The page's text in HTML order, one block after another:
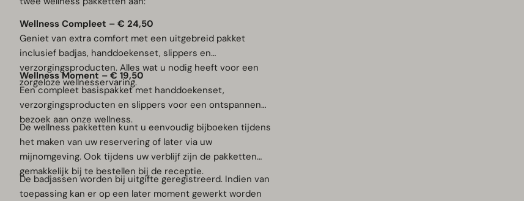
Wellness Compleet – € 24,50
Geniet van extra comfort met een uitgebreid pakket
inclusief badjas, handdoekenset, slippers en
verzorgingsproducten. Alles wat u nodig heeft voor een
zorgeloze wellnesservaring.
Wellness Moment – € 19,50
Een compleet basispakket met handdoekenset,
verzorgingsproducten en slippers voor een ontspannen
bezoek aan onze wellness.
De wellness pakketten kunt u eenvoudig bijboeken tijdens
het maken van uw reservering of later via uw
mijnomgeving. Ook tijdens uw verblijf zijn de pakketten
gemakkelijk bij te bestellen bij de receptie.
De badjassen worden bij uitgifte geregistreerd. Indien van
toepassing kan er op een later moment gewerkt worden